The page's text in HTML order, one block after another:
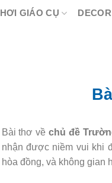
GIÁO CỤ DECOR
Bài thơ vềchủ đề
nhận được niềm vui khi
hòa đồng, và không gian